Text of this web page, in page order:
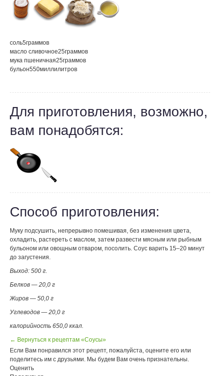
соль5граммов
масло сливочное25граммов
мука пшеничная25граммов
бульон550миллилитров
Для приготовления, возможно,
вам понадобятся:
Способ приготовления:
Муку подсушить, непрерывно помешивая, без изменения цвета,
охладить, растереть с маслом, затем развести мясным или рыбным
бульоном или овощным отваром, посолить. Соус варить 15–20 минут
до загустения.
Выход: 500 г.
Белков — 20,0 г
Жиров — 50,0 г
Углеводов — 20,0 г
калорийность 650,0 ккал.
← Вернуться к рецептам «Соусы»
Если Вам понравился этот рецепт, пожалуйста, оцените его или
поделитесь им с друзьями. Мы будем Вам очень признательны.
Оценить